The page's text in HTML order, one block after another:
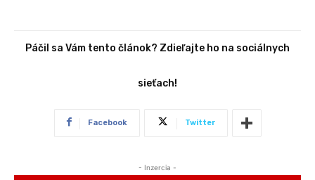
Páčil sa Vám tento článok? Zdieľajte ho na sociálnych
sieťach!
Facebook Twitter
- Inzercia -